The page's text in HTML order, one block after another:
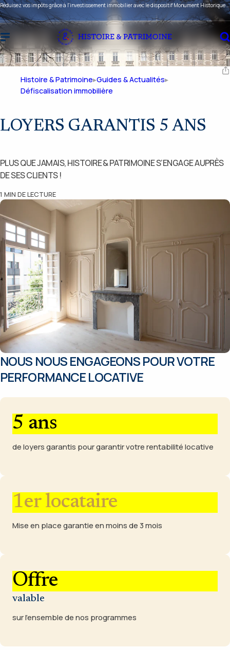
Réduisez vos impôts grâce à l'investissement immobilier avec le dispositif Monument Historique ou Malraux !
Histoire & Patrimoine Guides & Actualités
Défiscalisation immobilière
LOYERS GARANTIS 5 ANS
PLUS QUE JAMAIS, HISTOIRE & PATRIMOINE S’ENGAGE AUPRÈS
DE SES CLIENTS !
1 MIN DE LECTURE
NOUS NOUS ENGAGEONSPOUR VOTRE
PERFORMANCE LOCATIVE
5 ans
de loyers garantis pour garantir votre rentabilité locative
1er locataire
Mise en place garantie en moins de 3 mois
Offre
valable
sur l'ensemble de nos programmes